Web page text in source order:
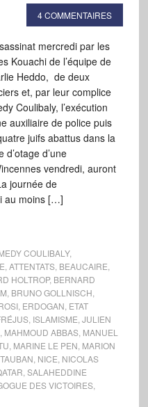
4 COMMENTAIRES
mercredi par les
Kouachi de l’équipe de
Heddo, de deux
et, par leur complice
Coulibaly, l’exécution
auxiliaire de police puis
juifs abattus dans la
d’otage d’une
vendredi, auront
journée de
au moins […]
COULIBALY,
ATTENTATS, BEAUCAIRE
HOLTROP, BERNARD
BRUNO GOLLNISCH
, ERDOGAN ETAT
, ISLAMISME JULIEN
MAHMOUD ABBAS, MANUEL
MARINE LE PEN MARION
NICE NICOLAS
SALAHEDDINE
DES VICTOIRES,